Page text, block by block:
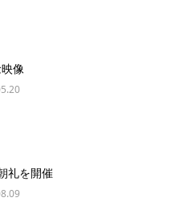
像
礼を開催